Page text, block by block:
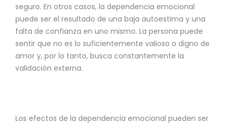
seguro. En otros casos, la dependencia emocional
puede ser el resultado de una baja autoestima y una
falta de confianza en uno mismo. La persona puede
sentir que no es lo suficientemente valioso o digno de
amor y, por lo tanto, busca constantemente la
validación externa.
Los efectos de la dependencia emocional pueden ser